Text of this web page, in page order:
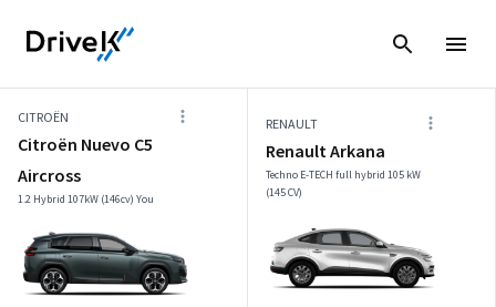
CITROËN
Citroën Nuevo C5
Aircross
1.2 Hybrid 107kW (146cv) You
RENAULT
Renault Arkana
Techno E-TECH full hybrid 105 kW
(145 CV)